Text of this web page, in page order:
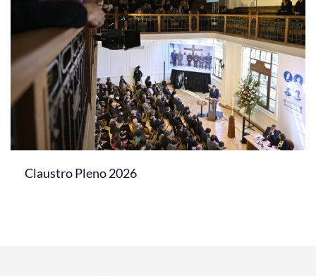
Claustro Pleno 2026